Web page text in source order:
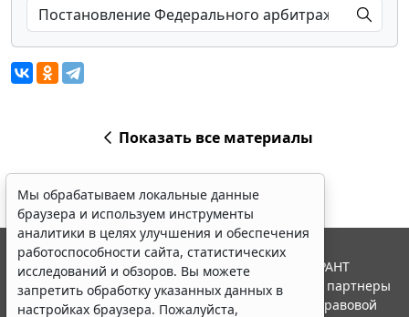
Показать все материалы
Мы обрабатываем локальные данные
браузера и используем инструменты
аналитики в целях улучшения и обеспечения
работоспособности сайта, статистических
исследований и обзоров. Вы можете
запретить обработку указанных данных в
настройках браузера. Пожалуйста,
© ООО "НПП "ГАРАНТ-СЕРВИС", 2026. Система ГАРАНТ
выпускается с 1990 года. Компания "Гарант" и ее партнеры
являются участниками Российской ассоциации правовой